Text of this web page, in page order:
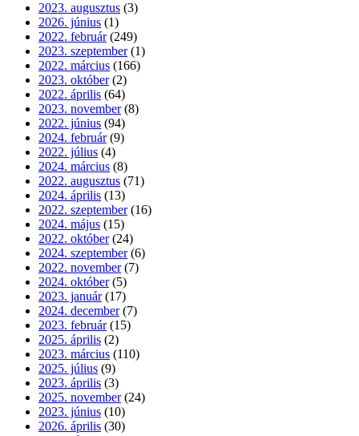
2023. augusztus (3)
2026. június (1)
2022. február (249)
2023. szeptember (1)
2022. március (166)
2023. október (2)
2022. április (64)
2023. november (8)
2022. június (94)
2024. február (9)
2022. július (4)
2024. március (8)
2022. augusztus (71)
2024. április (13)
2022. szeptember (16)
2024. május (15)
2022. október (24)
2024. szeptember (6)
2022. november (7)
2024. október (5)
2023. január (17)
2024. december (7)
2023. február (15)
2025. április (2)
2023. március (110)
2025. július (9)
2023. április (3)
2025. november (24)
2023. június (10)
2026. április (30)